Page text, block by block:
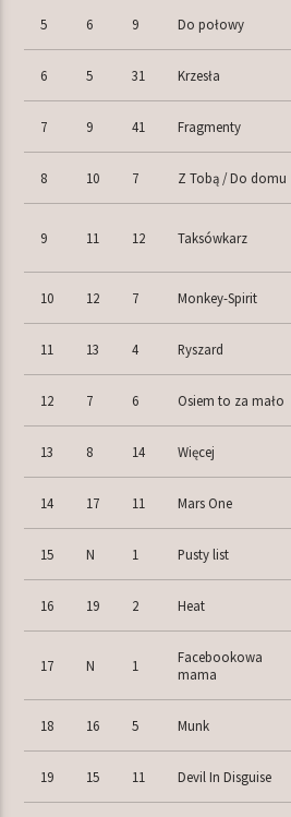
5 6 9 Do połowy
6 5 31 Krzesła
7 9 41 Fragmenty
8 10 7 Z Tobą / Do domu
9 11 12 Taksówkarz
10 12 7 Monkey-Spirit
11 13 4 Ryszard
12 7 6 Osiem to za mało
13 8 14 Więcej
14 17 11 Mars One
15 N 1 Pusty list
16 19 2 Heat
17 N 1
Facebookowa
mama
18 16 5 Munk
19 15 11 Devil In Disguise